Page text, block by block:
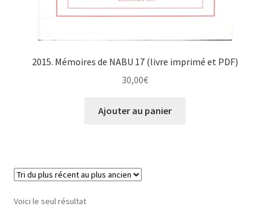
2015. Mémoires de NABU 17 (livre imprimé et PDF)
30,00€
Ajouter au panier
Voici le seul résultat